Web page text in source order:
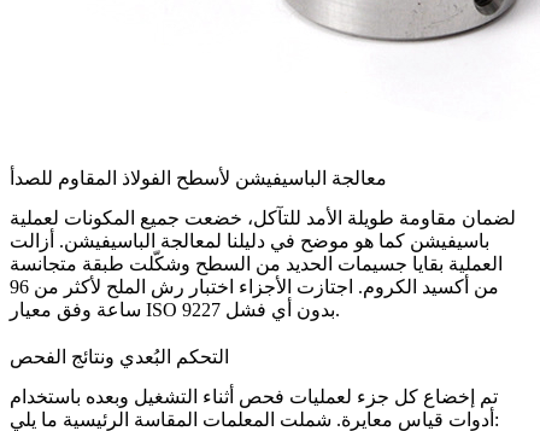
معالجة الباسيفيشن لأسطح الفولاذ المقاوم للصدأ
لضمان مقاومة طويلة الأمد للتآكل، خضعت جميع المكونات لعملية
باسيفيشن كما هو موضح في دليلنا لمعالجة الباسيفيشن. أزالت
العملية بقايا جسيمات الحديد من السطح وشكّلت طبقة متجانسة
من أكسيد الكروم. اجتازت الأجزاء اختبار رش الملح لأكثر من 96
ساعة وفق معيار ISO 9227 بدون أي فشل.
التحكم البُعدي ونتائج الفحص
تم إخضاع كل جزء لعمليات فحص أثناء التشغيل وبعده باستخدام
أدوات قياس معايرة. شملت المعلمات المقاسة الرئيسية ما يلي: